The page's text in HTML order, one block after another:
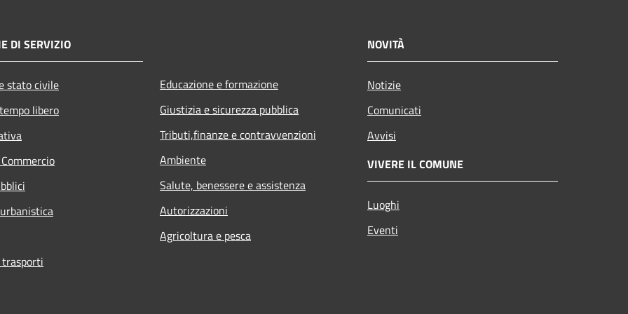
DI SERVIZIO
stato civile
libero
Educazione e formazione
Giustizia e sicurezza pubblica
Tributi,finanze e contravvenzioni
Ambiente
Salute, benessere e assistenza
Autorizzazioni
Agricoltura e pesca
NOVITÀ
Notizie
Comunicati
Avvisi
VIVERE IL COMUNE
Luoghi
Eventi